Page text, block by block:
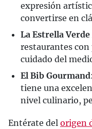
expresión
convertirse en
La Estrella
restaurantes con
cuidado del
El Bib Gourmand
tiene una
nivel culinario,
Entérate del origen